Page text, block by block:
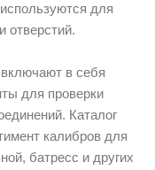
для
отверстий.
в себя
для проверки
Каталог
калибров для
батресс и других